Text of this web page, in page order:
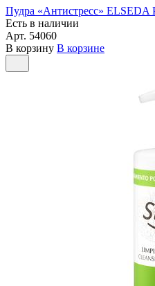
Пудра «Антистресс» ELSEDA
Есть в наличии
Арт. 54060
В корзину В корзине